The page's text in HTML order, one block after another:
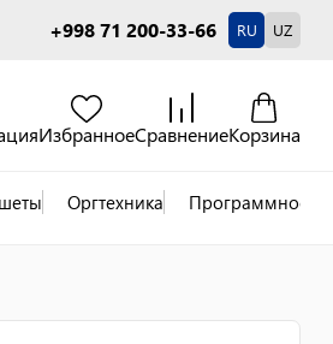
+998 71 200-33-66 RU UZ
ИзбранноеСравнениеКорзина
Оргтехника Программное